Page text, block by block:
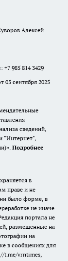
Алексей
985 814 3429
05 сентября 2025
сведений,
"Интернет",
Подробнее
в
праве и не
было форме, в
не иначе
портала не
размещенные на
на
в сообщениях для
t.me/vrntimes,